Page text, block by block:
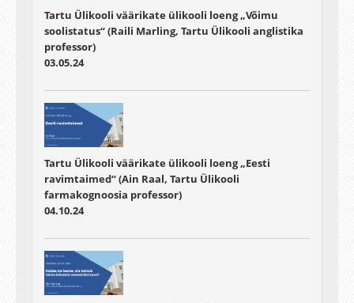
Tartu Ülikooli väärikate ülikooli loeng „Võimu
soolistatus“ (Raili Marling, Tartu Ülikooli anglistika
professor)
03.05.24
Tartu Ülikooli väärikate ülikooli loeng „Eesti
ravimtaimed“ (Ain Raal, Tartu Ülikooli
farmakognoosia professor)
04.10.24